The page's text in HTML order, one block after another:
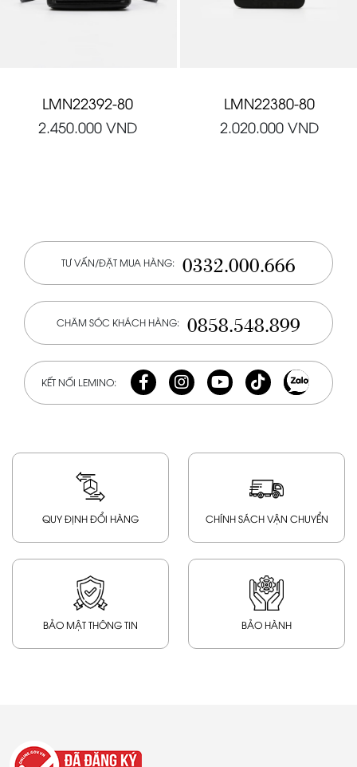
LMN22392-80
2.450.000 VND
LMN22380-80
2.020.000 VND
TƯ VẤN/ĐẶT MUA HÀNG: 0332.000.666
CHĂM SÓC KHÁCH HÀNG: 0858.548.899
KẾT NỐI LEMINO:
QUY ĐỊNH ĐỔI HÀNG CHÍNH SÁCH VẬN CHUYỂN
BẢO MẬT THÔNG TIN BẢO HÀNH